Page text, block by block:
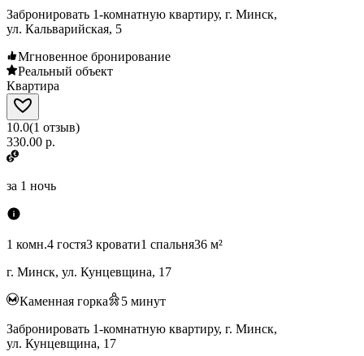
Забронировать 1-комнатную квартиру, г. Минск,
ул. Кальварийская, 5
Мгновенное бронирование
Реальный объект
Квартира
10.0(1 отзыв)
330.00 р.
за 1 ночь
1 комн.4 гостя3 кровати1 спальня36 м²
г. Минск, ул. Кунцевщина, 17
Каменная горка 5 минут
Забронировать 1-комнатную квартиру, г. Минск,
ул. Кунцевщина, 17